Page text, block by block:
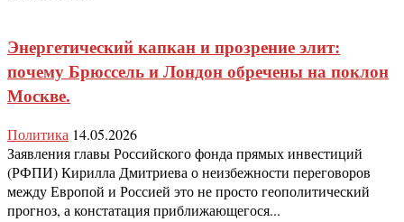
Энергетический капкан и прозрение элит:
почему Брюссель и Лондон обречены на поклон
Москве.
Политика 14.05.2026
Заявления главы Российского фонда прямых инвестиций
(РФПИ) Кирилла Дмитриева о неизбежности переговоров
между Европой и Россией это не просто геополитический
прогноз, а констатация приближающегося...